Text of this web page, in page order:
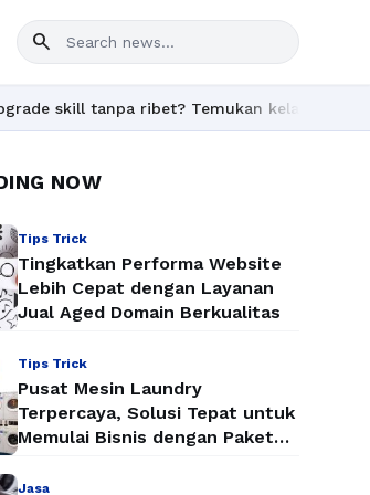
search
skill tanpa ribet? Temukan kelas seru dan
NOW
Tips Trick
Tingkatkan Performa Website
Lebih Cepat dengan Layanan
Jual Aged Domain Berkualitas
Tips Trick
Pusat Mesin Laundry
Terpercaya, Solusi Tepat untuk
Memulai Bisnis dengan Paket
Jasa